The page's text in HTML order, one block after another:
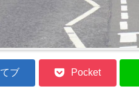
ブ Pocket